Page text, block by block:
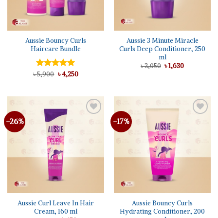
Aussie Bouncy Curls
Haircare Bundle
Rated5.00
৳5,900 Original
price
৳4,250Current
Aussie 3 Minute Miracle
Curls Deep Conditioner, 250
ml
৳2,050 Original
price
৳1,630Current
-26%
Aussie Curl Leave In Hair
Cream, 160 ml
-17%
Aussie Bouncy Curls
Hydrating Conditioner, 200